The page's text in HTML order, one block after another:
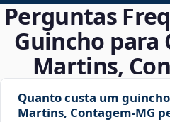
Perguntas
Guincho para
Martins,
Quanto custa um
Martins, Contagem‑MG